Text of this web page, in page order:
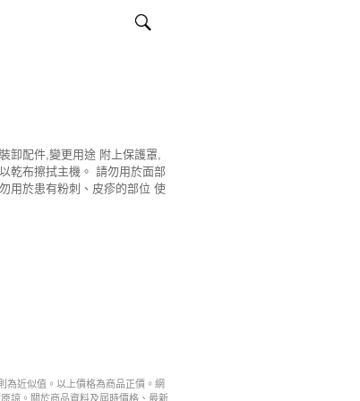
卸配件,變更用途 附上保護罩,
乾布擦拭主機。 請勿用於面部
用於患有粉刺、皮疹的部位 使
為近似值。以上價格為商品正價。網
諒。關於商品資料及屆時價格、最新